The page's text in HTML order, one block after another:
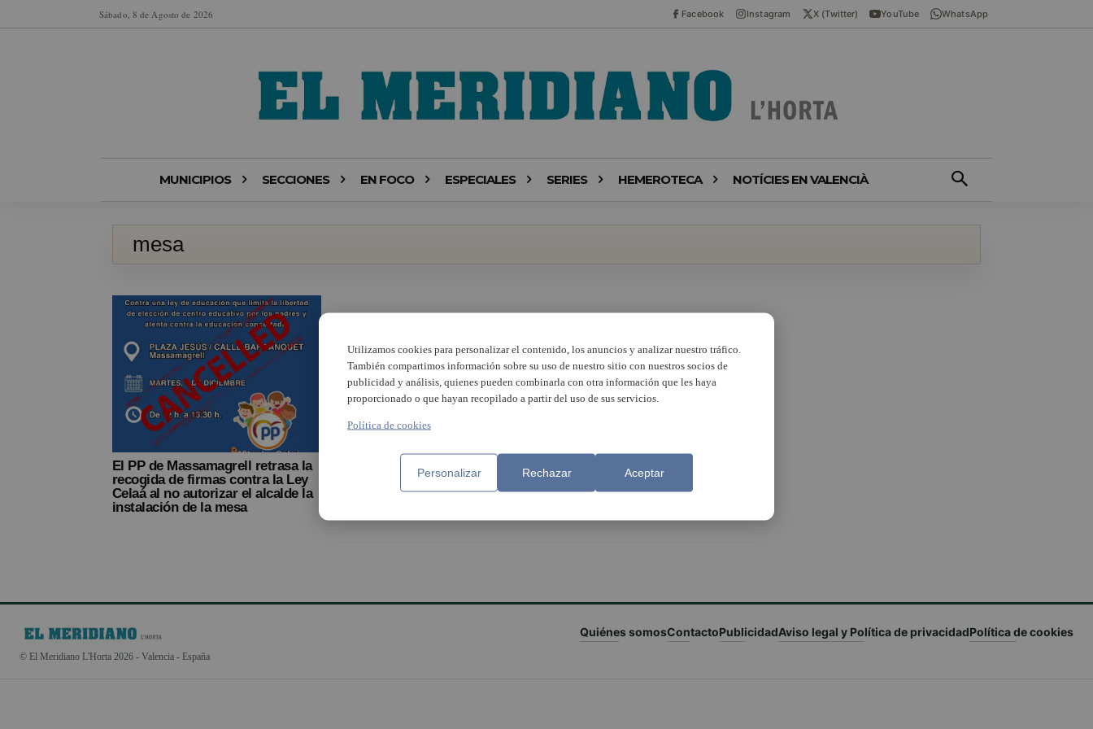
Sábado, 8 de Agosto de 2026 Facebook Instagram X (Twitter) YouTube WhatsApp
MUNICIPIOS SECCIONES EN FOCO ESPECIALES SERIES HEMEROTECA NOTÍCIES EN VALENCIÀ
mesa
El PP de Massamagrell retrasa la
recogida de firmas contra la Ley
Celaá al no autorizar el alcalde la
instalación de la mesa
© El Meridiano L'Horta 2026 - Valencia - España
Quiénes somosContactoPublicidadAviso legal y Política de privacidadPolítica de cookies
Utilizamos cookies para personalizar el contenido, los anuncios y analizar nuestro tráfico.
También compartimos información sobre su uso de nuestro sitio con nuestros socios de
publicidad y análisis, quienes pueden combinarla con otra información que les haya
proporcionado o que hayan recopilado a partir del uso de sus servicios.
Política de cookies
Personalizar Rechazar Aceptar